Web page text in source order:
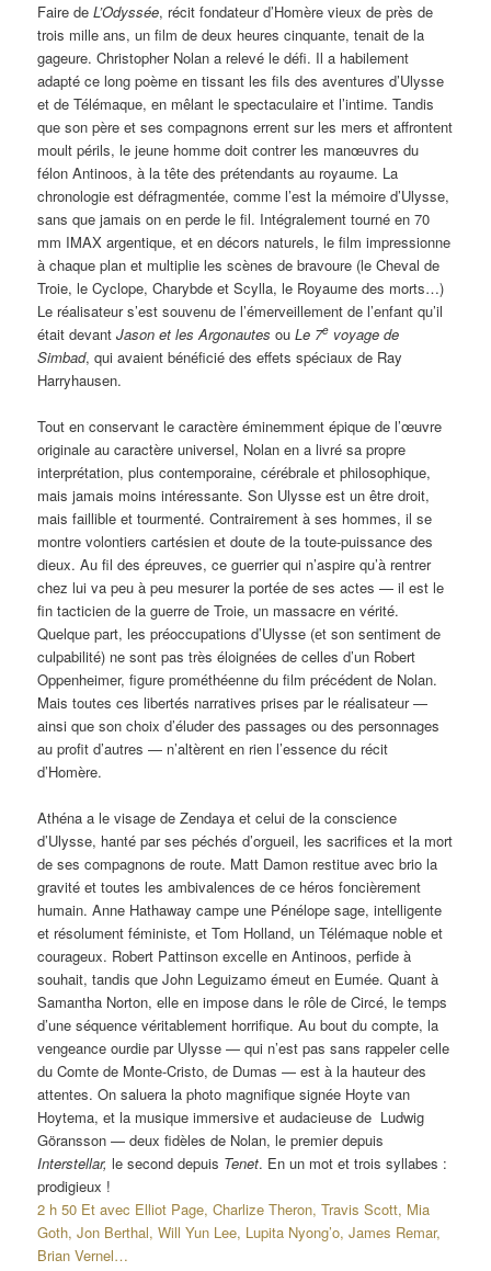
Faire deL’Odyssée, récit fondateur d’Homère vieux de près de
trois mille ans, un film de deux heures cinquante, tenait de la
gageure. Christopher Nolan a relevé le défi. Il a habilement
adapté ce long poème en tissant les fils des aventures d’Ulysse
et de Télémaque, en mêlant le spectaculaire et l’intime. Tandis
que son père et ses compagnons errent sur les mers et affrontent
moult périls, le jeune homme doit contrer les manœuvres du
félon Antinoos, à la tête des prétendants au royaume. La
chronologie est défragmentée, comme l’est la mémoire d’Ulysse,
sans que jamais on en perde le fil. Intégralement tourné en 70
mm IMAX argentique, et en décors naturels, le film impressionne
à chaque plan et multiplie les scènes de bravoure (le Cheval de
Troie, le Cyclope, Charybde et Scylla, le Royaume des morts…)
Le réalisateur s’est souvenu de l’émerveillement de l’enfant qu’il
était devantJason et les Argonautes ouLe 7e voyage de
Simbad, qui avaient bénéficié des effets spéciaux de Ray
Harryhausen.
Tout en conservant le caractère éminemment épique de l’œuvre
originale au caractère universel, Nolan en a livré sa propre
interprétation, plus contemporaine, cérébrale et philosophique,
mais jamais moins intéressante. Son Ulysse est un être droit,
mais faillible et tourmenté. Contrairement à ses hommes, il se
montre volontiers cartésien et doute de la toute-puissance des
dieux. Au fil des épreuves, ce guerrier qui n’aspire qu’à rentrer
chez lui va peu à peu mesurer la portée de ses actes — il est le
fin tacticien de la guerre de Troie, un massacre en vérité.
Quelque part, les préoccupations d’Ulysse (et son sentiment de
culpabilité) ne sont pas très éloignées de celles d’un Robert
Oppenheimer, figure prométhéenne du film précédent de Nolan.
Mais toutes ces libertés narratives prises par le réalisateur —
ainsi que son choix d’éluder des passages ou des personnages
au profit d’autres — n’altèrent en rien l’essence du récit
d’Homère.
Athéna a le visage de Zendaya et celui de la conscience
d’Ulysse, hanté par ses péchés d’orgueil, les sacrifices et la mort
de ses compagnons de route. Matt Damon restitue avec brio la
gravité et toutes les ambivalences de ce héros foncièrement
humain. Anne Hathaway campe une Pénélope sage, intelligente
et résolument féministe, et Tom Holland, un Télémaque noble et
courageux. Robert Pattinson excelle en Antinoos, perfide à
souhait, tandis que John Leguizamo émeut en Eumée. Quant à
Samantha Norton, elle en impose dans le rôle de Circé, le temps
d’une séquence véritablement horrifique. Au bout du compte, la
vengeance ourdie par Ulysse — qui n’est pas sans rappeler celle
du Comte de Monte-Cristo, de Dumas — est à la hauteur des
attentes. On saluera la photo magnifique signée Hoyte van
Hoytema, et la musique immersive et audacieuse de Ludwig
Göransson — deux fidèles de Nolan, le premier depuis
Interstellar, le second depuis Tenet. En un mot et trois syllabes :
prodigieux !
2 h 50 Et avec Elliot Page, Charlize Theron, Travis Scott, Mia
Goth, Jon Berthal, Will Yun Lee, Lupita Nyong’o, James Remar,
Brian Vernel…